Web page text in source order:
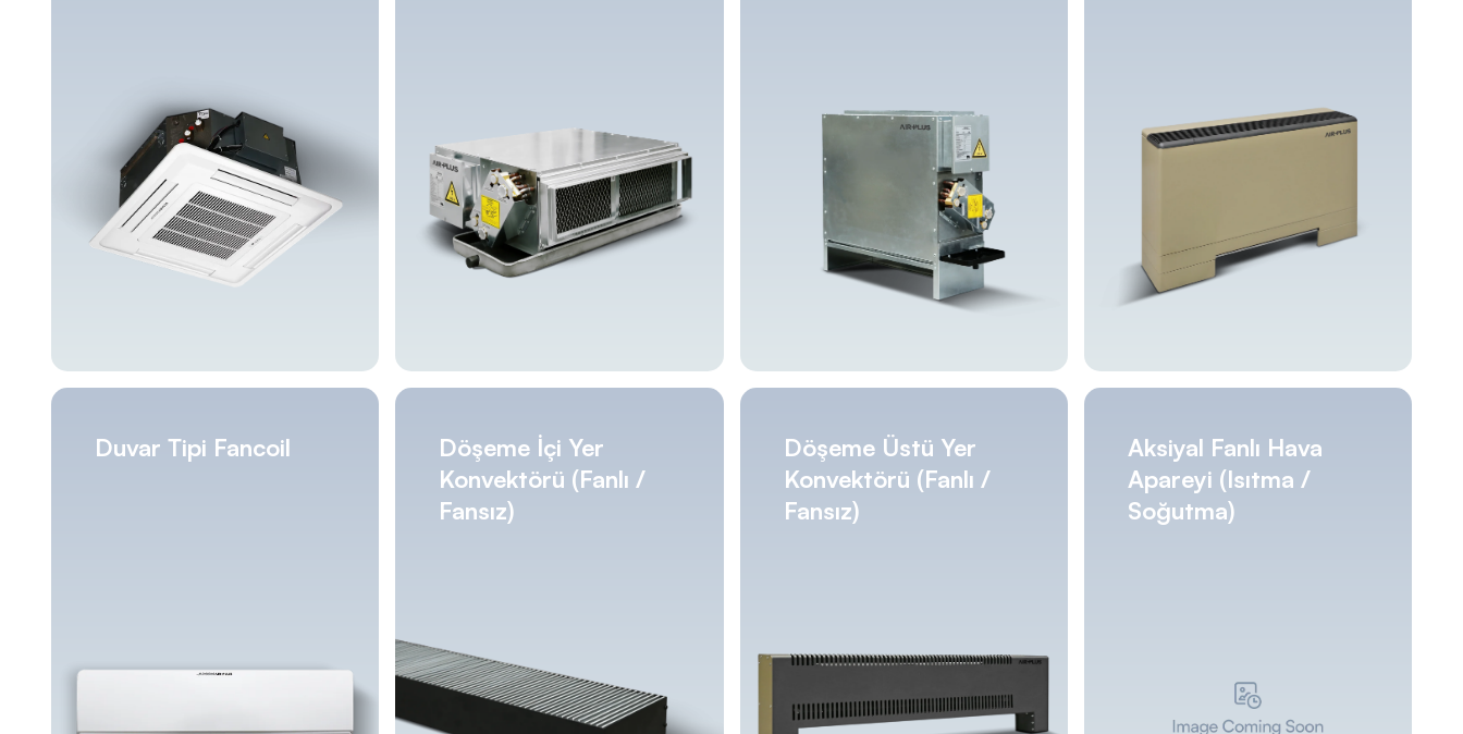
Duvar Tipi Fancoil
Döşeme İçi Yer
Konvektörü (Fanlı /
Fansız)
Döşeme Üstü Yer
Konvektörü (Fanlı /
Fansız)
Aksiyal Fanlı Hava
Apareyi (Isıtma /
Soğutma)